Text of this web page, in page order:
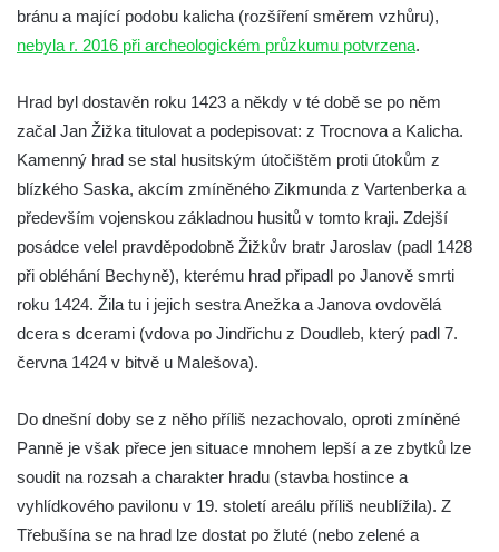
Hrad Čap
Hrad Bradlec
Hrad Klinštejn
Hrad Drábovna
Hrad Kvítkov
Hrad Milčany (Kickelsburg, nesprávně
Vítkovec)
Hrad Rybnov
Hrad Větrov (Winterstein)
Hrad Mojžíř
Hrad Gutštejn
Hrad Valdštejn
bránu a mající podobu kalicha (rozšíření směrem vzhůru),
nebyla r. 2016 při archeologickém průzkumu potvrzena.
Hrad byl dostavěn roku 1423 a někdy v té době se po něm
začal Jan Žižka titulovat a podepisovat: z Trocnova a Kalicha.
Kamenný hrad se stal husitským útočištěm proti útokům z
blízkého Saska, akcím zmíněného Zikmunda z Vartenberka a
především vojenskou základnou husitů v tomto kraji. Zdejší
posádce velel pravděpodobně Žižkův bratr Jaroslav (padl 1428
při obléhání Bechyně), kterému hrad připadl po Janově smrti
roku 1424. Žila tu i jejich sestra Anežka a Janova ovdovělá
dcera s dcerami (vdova po Jindřichu z Doudleb, který padl 7.
června 1424 v bitvě u Malešova).
Do dnešní doby se z něho příliš nezachovalo, oproti zmíněné
Panně je však přece jen situace mnohem lepší a ze zbytků lze
soudit na rozsah a charakter hradu (stavba hostince a
vyhlídkového pavilonu v 19. století areálu příliš neublížila). Z
Třebušína se na hrad lze dostat po žluté (nebo zelené a